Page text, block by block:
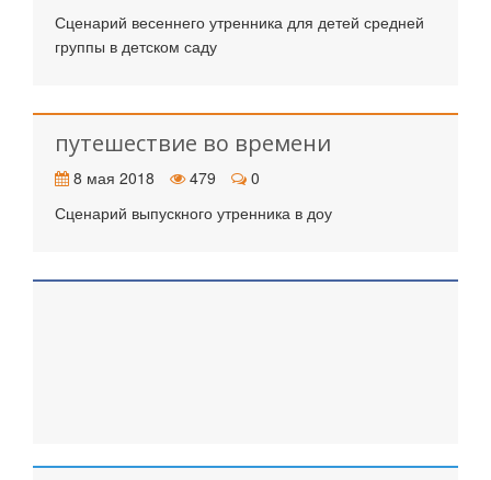
Сценарий весеннего утренника для детей средней
группы в детском саду
путешествие во времени
8 мая 2018 479
0
Сценарий выпускного утренника в доу